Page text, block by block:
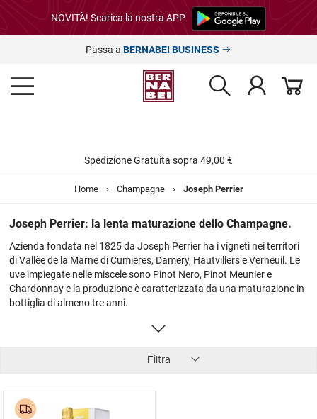
NOVITÀ! Scarica la nostra APP
Passa a BERNABEI BUSINESS
Spedizione Gratuita sopra 49,00 €
Home › Champagne › Joseph Perrier
Joseph Perrier: la lenta maturazione dello Champagne.
Azienda fondata nel 1825 da Joseph Perrier ha i vigneti nei territori
di Vallèe de la Marne di Cumieres, Damery, Hautvillers e Verneuil. Le
uve impiegate nelle miscele sono Pinot Nero, Pinot Meunier e
Chardonnay e la produzione è caratterizzata da una maturazione in
bottiglia di almeno tre anni.
Filtra